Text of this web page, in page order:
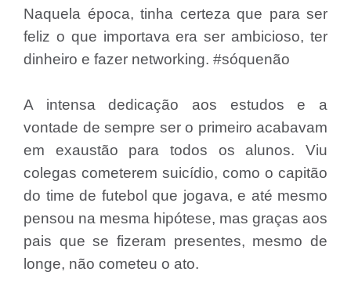
Naquela época, tinha certeza que para ser
feliz o que importava era ser ambicioso, ter
dinheiro e fazer networking. #sóquenão
A intensa dedicação aos estudos e a
vontade de sempre ser o primeiro acabavam
em exaustão para todos os alunos. Viu
colegas cometerem suicídio, como o capitão
do time de futebol que jogava, e até mesmo
pensou na mesma hipótese, mas graças aos
pais que se fizeram presentes, mesmo de
longe, não cometeu o ato.